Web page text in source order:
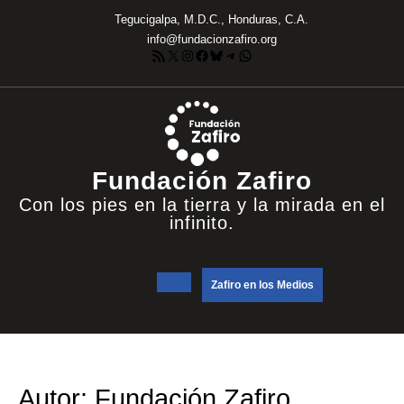
Tegucigalpa, M.D.C., Honduras, C.A.
info@fundacionzafiro.org
Feed RSS
X Instagram
Facebook
Bluesky
Telegram
WhatsApp
Fundación Zafiro
Con los pies en la tierra y la mirada en el
infinito.
Botón
de
Zafiro en los Medios
NOW